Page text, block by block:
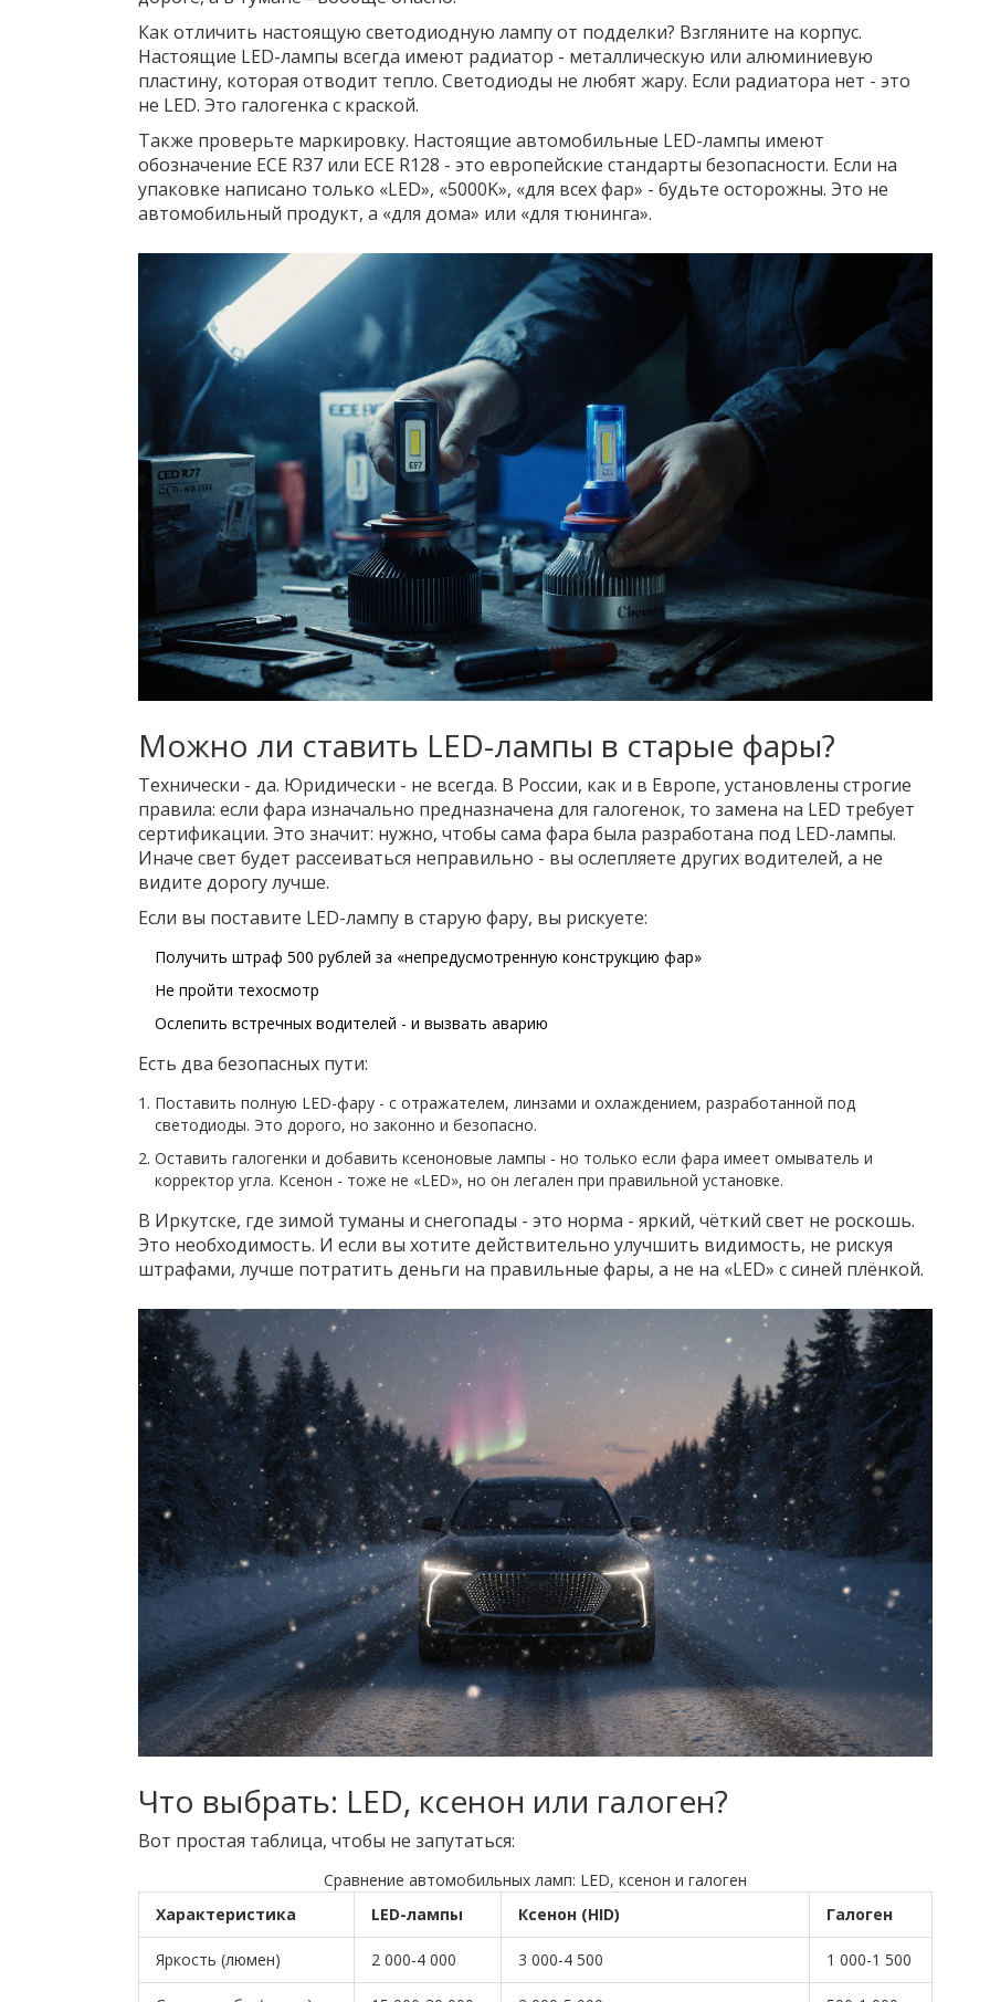
Как отличить настоящую светодиодную лампу от подделки? Взгляните на корпус.
Настоящие LED-лампы всегда имеют радиатор - металлическую или алюминиевую
пластину, которая отводит тепло. Светодиоды не любят жару. Если радиатора нет - это
не LED. Это галогенка с краской.
Также проверьте маркировку. Настоящие автомобильные LED-лампы имеют
обозначение ECE R37 или ECE R128 - это европейские стандарты безопасности. Если на
упаковке написано только «LED», «5000K», «для всех фар» - будьте осторожны. Это не
автомобильный продукт, а «для дома» или «для тюнинга».
Можно ли ставить LED-лампы в старые фары?
Технически - да. Юридически - не всегда. В России, как и в Европе, установлены строгие
правила: если фара изначально предназначена для галогенок, то замена на LED требует
сертификации. Это значит: нужно, чтобы сама фара была разработана под LED-лампы.
Иначе свет будет рассеиваться неправильно - вы ослепляете других водителей, а не
видите дорогу лучше.
Если вы поставите LED-лампу в старую фару, вы рискуете:
Получить штраф 500 рублей за «непредусмотренную конструкцию фар»
Не пройти техосмотр
Ослепить встречных водителей - и вызвать аварию
Есть два безопасных пути:
Поставить полную LED-фару - с отражателем, линзами и охлаждением, разработанной под
светодиоды. Это дорого, но законно и безопасно.
Оставить галогенки и добавить ксеноновые лампы - но только если фара имеет омыватель и
корректор угла. Ксенон - тоже не «LED», но он легален при правильной установке.
В Иркутске, где зимой туманы и снегопады - это норма - яркий, чёткий свет не роскошь.
Это необходимость. И если вы хотите действительно улучшить видимость, не рискуя
штрафами, лучше потратить деньги на правильные фары, а не на «LED» с синей плёнкой.
Что выбрать: LED, ксенон или галоген?
Вот простая таблица, чтобы не запутаться:
Сравнение автомобильных ламп: LED, ксенон и галоген
Характеристика
LED-лампы Ксенон (HID) Галоген
Яркость (люмен) 2 000-4 000 3 000-4 500 1 000-1 500